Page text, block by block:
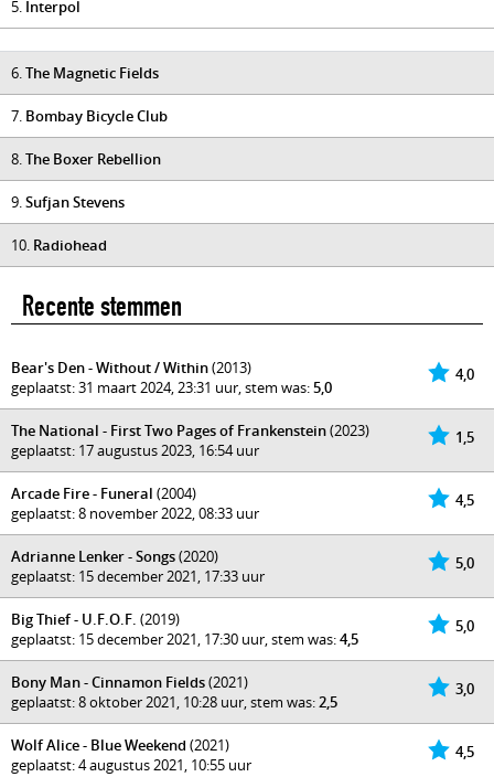
5. Interpol
6.The Magnetic Fields
7. Bombay Bicycle Club
8.The Boxer Rebellion
9.Sufjan Stevens
10. Radiohead
Recente stemmen
4,0
Bear's Den - Without / Within(2013)
geplaatst: 31 maart 2024, 23:31 uur, stem was:5,0
1,5
The National - First Two Pages of Frankenstein(2023)
geplaatst: 17 augustus 2023, 16:54 uur
4,5
Arcade Fire - Funeral (2004)
geplaatst: 8 november 2022, 08:33 uur
5,0
Adrianne Lenker - Songs(2020)
geplaatst: 15 december 2021, 17:33 uur
5,0
Big Thief - U.F.O.F. (2019)
geplaatst: 15 december 2021, 17:30 uur, stem was:4,5
3,0
Bony Man - Cinnamon Fields(2021)
geplaatst: 8 oktober 2021, 10:28 uur, stem was:2,5
4,5
Wolf Alice - Blue Weekend (2021)
geplaatst: 4 augustus 2021, 10:55 uur